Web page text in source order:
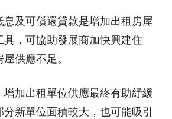
息及可償還貸款是增加出租房屋
具，可協助發展商加快興建住
供應不足。
增加出租單位供應最終有助紓緩
新單位面積較大，也可能吸引